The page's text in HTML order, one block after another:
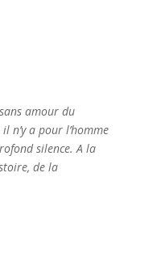
amour du
n’y a pour l’homme
silence. A la
de la